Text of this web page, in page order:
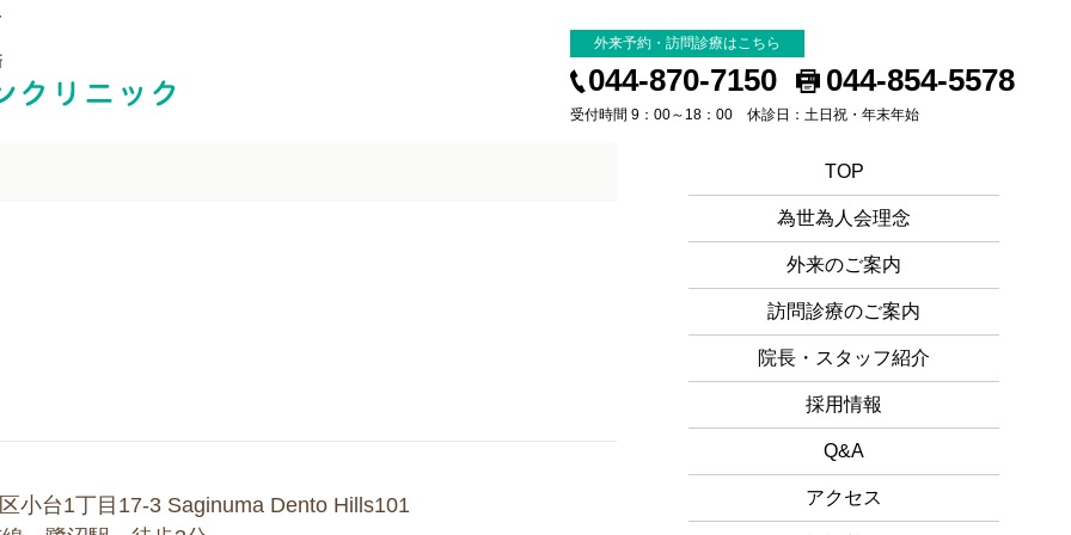
外来予約・訪問診療はこちら
044-870-7150 044-854-5578
受付時間 9：00～18：00 休診日：土日祝・年末年始
TOP
為世為人会理念
外来のご案内
訪問診療のご案内
院長・スタッフ紹介
採用情報
Q&A
アクセス
台1丁目17-3 Saginuma Dento Hills101